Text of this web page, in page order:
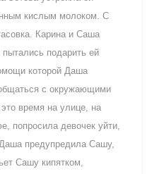
кислым молоком. С
Карина и Саша
подарить ей
которой Даша
с окружающими
время на улице, на
попросила девочек уйти,
предупредила Сашу,
Сашу кипятком,